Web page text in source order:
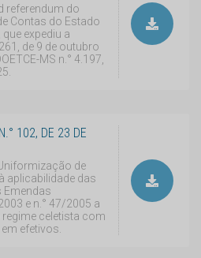
referendum do
Contas do Estado
expediu a
de 9 de outubro
MS n.° 4.197,
102, DE 23 DE
de
aplicabilidade das
Emendas
e n.° 47/2005 a
celetista com
efetivos.